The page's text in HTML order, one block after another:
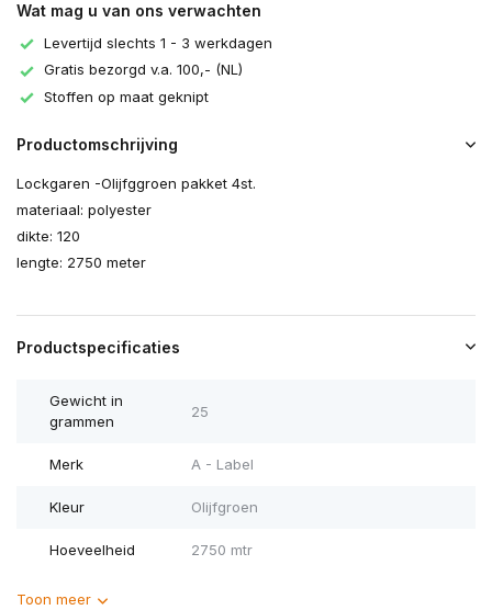
Wat mag u van ons verwachten
Levertijd slechts 1 - 3 werkdagen
Gratis bezorgd v.a. 100,- (NL)
Stoffen op maat geknipt
Productomschrijving
Lockgaren -Olijfggroen pakket 4st.
materiaal: polyester
dikte: 120
lengte: 2750 meter
Productspecificaties
Gewicht in
grammen
25
Merk A - Label
Kleur Olijfgroen
Hoeveelheid 2750 mtr
Toon meer